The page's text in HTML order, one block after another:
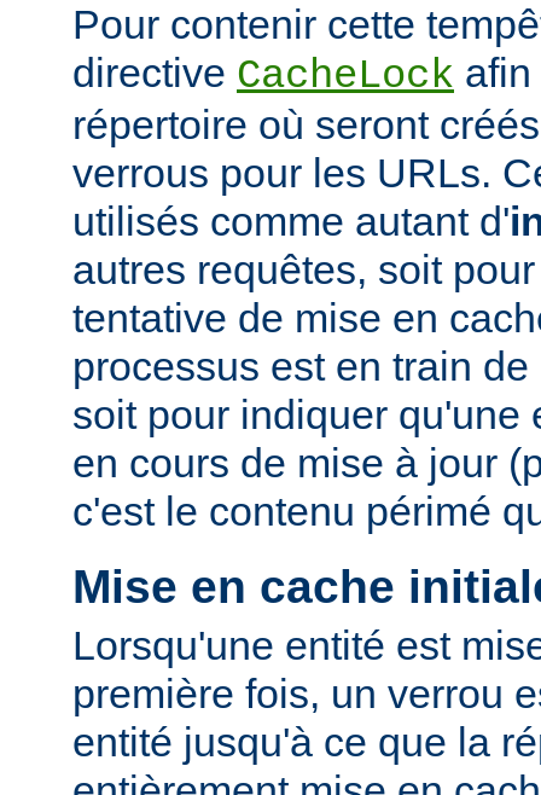
Pour contenir cette
directive CacheLock
répertoire où seront
verrous pour les URLs.
utilisés comme autant d'
autres requêtes, soit
tentative de mise en
processus est en train
soit pour indiquer qu'une
en cours de mise à jour
c'est le contenu périmé
Mise en cache
Lorsqu'une entité est
première fois, un verrou
entité jusqu'à ce que la